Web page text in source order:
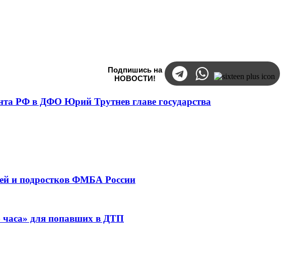
Подпишись на
НОВОСТИ!
РФ в ДФО Юрий Трутнев главе государства
и подростков ФМБА России
часа» для попавших в ДТП